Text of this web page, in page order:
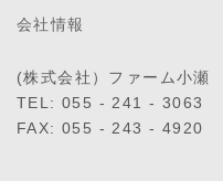
会社情報
(株式会社）ファーム小瀬
TEL: 055 - 241 - 3063
FAX: 055 - 243 - 4920